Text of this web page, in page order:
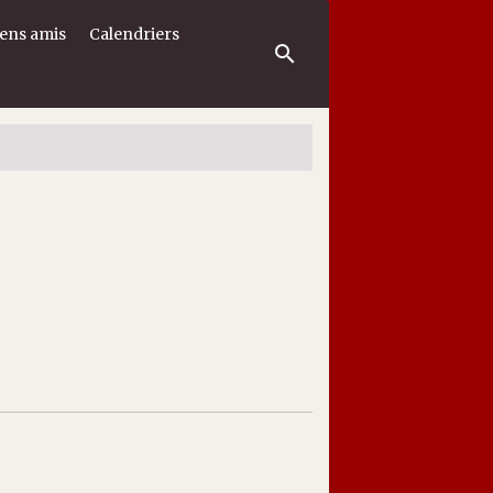
amis Calendriers